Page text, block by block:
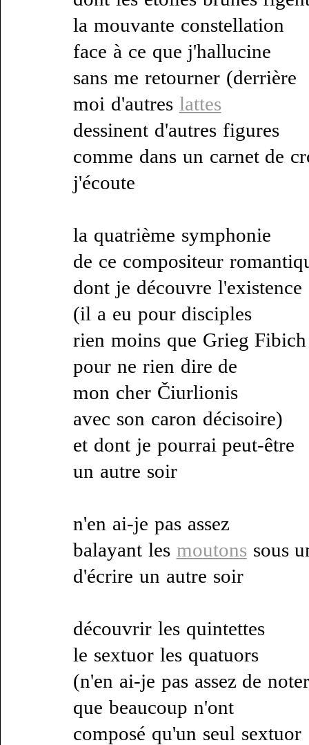
la mouvante constellation
face à ce que j'hallucine
sans me retourner (derrière
moi d'autres lattes
dessinent d'autres figures
comme dans un carnet de
j'écoute
la quatrième symphonie
de ce compositeur
dont je découvre l'existence
(il a eu pour disciples
rien moins que Grieg
pour ne rien dire de
mon cher Čiurlionis
avec son caron décisoire)
et dont je pourrai peut-être
un autre soir
n'en ai-je pas assez
balayant les moutons sous
d'écrire un autre soir
découvrir les quintettes
le sextuor les quatuors
(n'en ai-je pas assez de
que beaucoup n'ont
composé qu'un seul sextuor